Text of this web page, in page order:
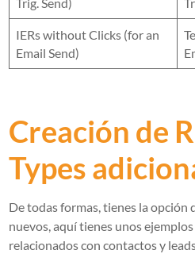
IERs without Clicks (for an
Email Send)
Creación de
Types
De todas formas, tienes la opción
nuevos, aquí tienes unos
relacionados con contactos y